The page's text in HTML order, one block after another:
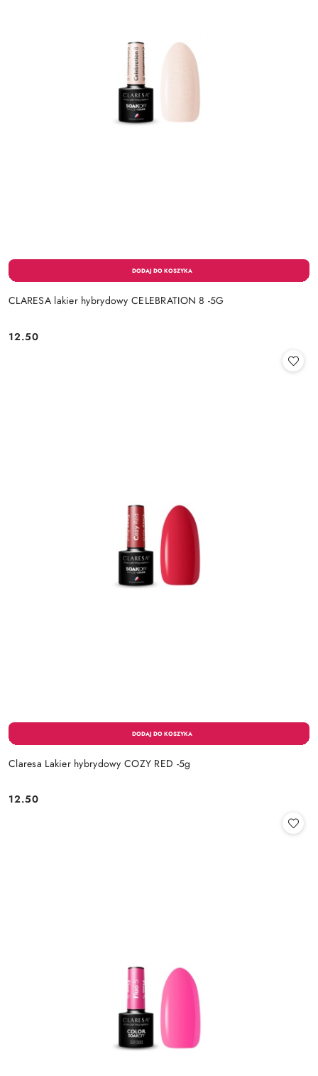
CLARESA lakier hybrydowy CELEBRATION 8 -5G
Cena:
12.50
Claresa Lakier hybrydowy COZY RED -5g
Cena:
12.50